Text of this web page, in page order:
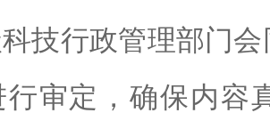
技行政管理部门
审定，确保内容